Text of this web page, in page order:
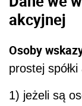
akcyjnej
Osoby
prostej
1) jeżeli są